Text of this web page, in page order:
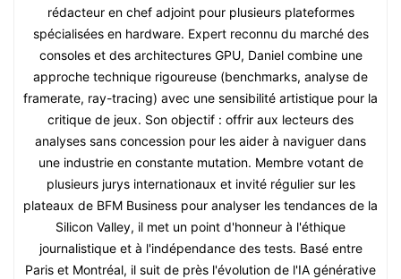
rédacteur en chef adjoint pour plusieurs plateformes
spécialisées en hardware. Expert reconnu du marché des
consoles et des architectures GPU, Daniel combine une
approche technique rigoureuse (benchmarks, analyse de
framerate, ray-tracing) avec une sensibilité artistique pour la
critique de jeux. Son objectif : offrir aux lecteurs des
analyses sans concession pour les aider à naviguer dans
une industrie en constante mutation. Membre votant de
plusieurs jurys internationaux et invité régulier sur les
plateaux de BFM Business pour analyser les tendances de la
Silicon Valley, il met un point d'honneur à l'éthique
journalistique et à l'indépendance des tests. Basé entre
Paris et Montréal, il suit de près l'évolution de l'IA générative